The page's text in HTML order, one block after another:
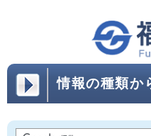
情報の種類か